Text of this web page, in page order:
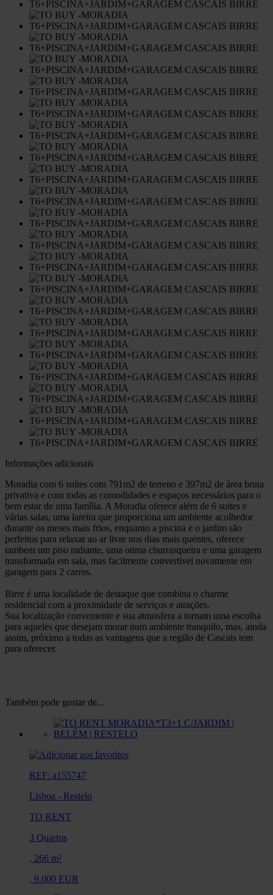
Informações adicionais
Moradia com 6 suítes com 791m2 de terreno e 397m2 de área bruta
privativa e com todas as comodidades e espaços necessários para o
bem estar de uma família. A Moradia oferece além de 6 suites e
várias salas, uma lareira que proporciona um ambiente acolhedor
durante os meses mais frios, enquanto a piscina e o jardim são
perfeitos para relaxar ao ar livre nos dias mais quentes, oferece
tambem um piso radiante, uma otima churrasqueira e uma garagem
transformada em sala, mas facilmente convertível novamente em
garagem para 2 carros.
Birre é uma localidade de destaque que combina o charme
residencial com a proximidade de serviços e atrações.
Sua localização conveniente e sua atmosfera a tornam uma escolha
para aqueles que desejam morar num ambiente tranquilo, mas, ainda
assim, próximo a todas as vantagens que a região de Cascais tem
para oferecer.
Também pode gostar de...
REF: a155747
Lisboa - Restelo
TO RENT
3 Quartos
, 266 m²
, 9.000 EUR